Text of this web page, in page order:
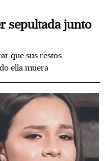
sepultada junto
que sus restos
ella muera